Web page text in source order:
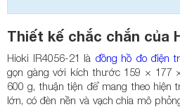
Thiết kế chắc chắn của
Hioki IR4056-21 là đồng hồ đo điện
gọn gàng với kích thước 159 × 177
600 g, thuận tiện để mang theo hiện
lớn, có đèn nền và vạch chia mô